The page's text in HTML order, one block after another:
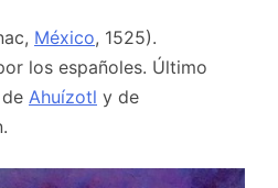
México, 1525).
los españoles. Último
Ahuízotl y de